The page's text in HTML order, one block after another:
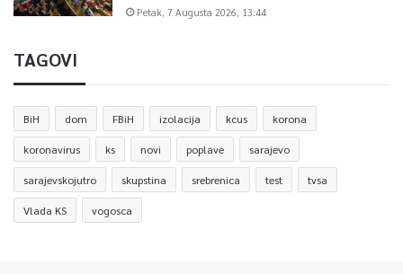
Petak, 7 Augusta 2026, 13:44
TAGOVI
BiH dom FBiH izolacija kcus korona
koronavirus ks novi poplave sarajevo
sarajevskojutro skupstina srebrenica test tvsa
Vlada KS vogosca